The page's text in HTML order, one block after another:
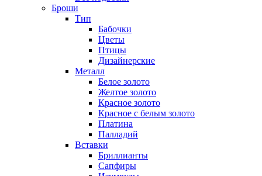
Броши
Тип
Бабочки
Цветы
Птицы
Дизайнерские
Металл
Белое золото
Желтое золото
Красное золото
Красное с белым золото
Платина
Палладий
Вставки
Бриллианты
Сапфиры